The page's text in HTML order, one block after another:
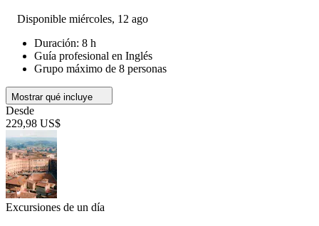
Disponible miércoles, 12 ago
Duración: 8 h
Guía profesional en Inglés
Grupo máximo de 8 personas
Mostrar qué incluye
Desde
229,98 US$
Excursiones de un día